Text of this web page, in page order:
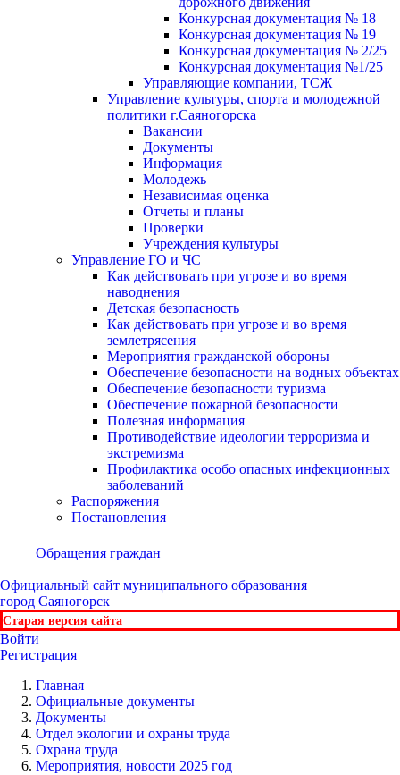
Конкурсная документация № 18
Конкурсная документация № 19
Конкурсная документация № 2/25
Конкурсная документация №1/25
Управляющие компании, ТСЖ
Управление культуры, спорта и молодежной
политики г.Саяногорска
Вакансии
Документы
Информация
Молодежь
Независимая оценка
Отчеты и планы
Проверки
Учреждения культуры
Управление ГО и ЧС
Как действовать при угрозе и во время
наводнения
Детская безопасность
Как действовать при угрозе и во время
землетрясения
Мероприятия гражданской обороны
Обеспечение безопасности на водных объектах
Обеспечение безопасности туризма
Обеспечение пожарной безопасности
Полезная информация
Противодействие идеологии терроризма и
экстремизма
Профилактика особо опасных инфекционных
заболеваний
Распоряжения
Постановления
Обращения граждан
Официальный сайт муниципального образования
город Саяногорск
Старая версия сайта
Войти
Регистрация
Главная
Официальные документы
Документы
Отдел экологии и охраны труда
Охрана труда
Мероприятия, новости 2025 год